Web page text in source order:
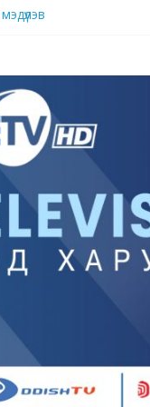
байна
хүрч хэрхэвч болохгүй